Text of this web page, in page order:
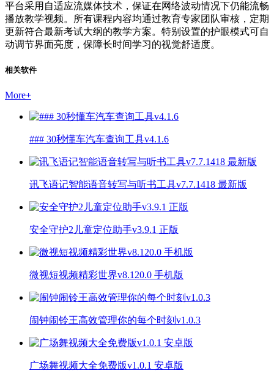
平台采用自适应流媒体技术，保证在网络波动情况下仍能流畅
播放教学视频。所有课程内容均通过教育专家团队审核，定期
更新符合最新考试大纲的教学方案。特别设置的护眼模式可自
动调节界面亮度，保障长时间学习的视觉舒适度。
相关软件
More+
### 30秒懂车汽车查询工具v4.1.6
讯飞语记智能语音转写与听书工具v7.7.1418 最新版
安全守护2儿童定位助手v3.9.1 正版
微视短视频精彩世界v8.120.0 手机版
闹钟闹铃王高效管理你的每个时刻v1.0.3
广场舞视频大全免费版v1.0.1 安卓版